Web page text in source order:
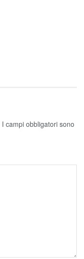
I campi obbligatori sono